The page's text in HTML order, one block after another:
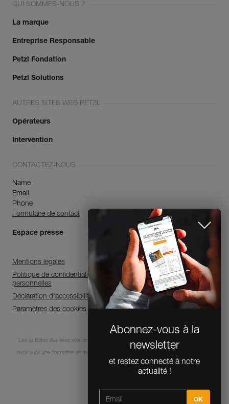
Abonnez-vous à la
newsletter
et restez connecté à notre
actualité !
QUI SOMMES-NOUS ?
La marque
Entreprise Responsable
Petzl Fondation
Petzl Solutions
AUTRES SITES WEB PETZL
Opérateurs
Intervention
CONTACTEZ-NOUS
Name
Email
Phone
Formulaire de contact
Espace presse
Mentions légales
Politique de confidentialité et de traitement des données
personnelles
Déclaration d'accessibilité
Paramètres des cookies
Les activités illustrées sont intrinsèquement dangereuses. Chaque utilisateur doit
avoir suivi une formation et avoir des compétences pour l’usage des équipements
lors de ces activités.
© 1995-2026 Petzl